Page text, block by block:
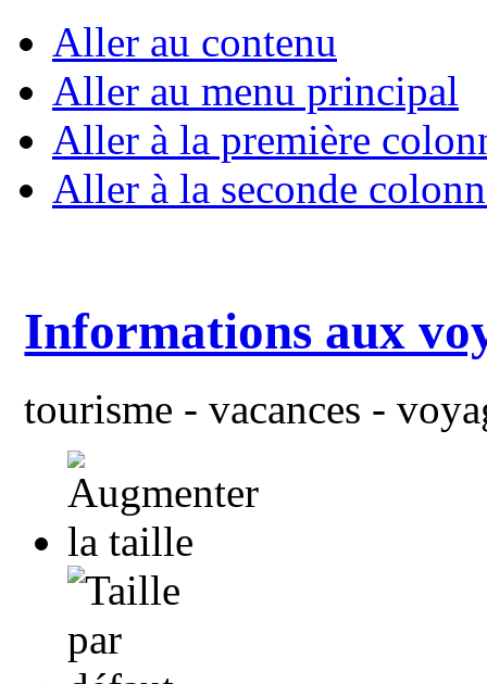
Aller au contenu
Aller au menu principal
Aller à la première
Aller à la seconde
Informations aux
tourisme - vacances -